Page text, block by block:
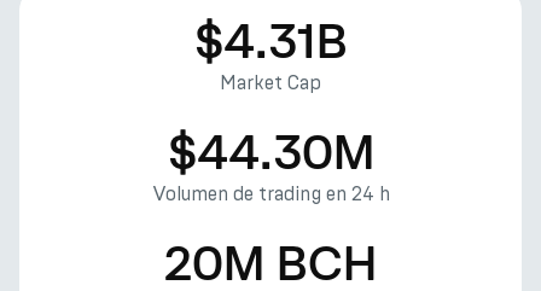
$4.31B
Market Cap
$44.30M
Volumen de trading en 24 h
20M BCH